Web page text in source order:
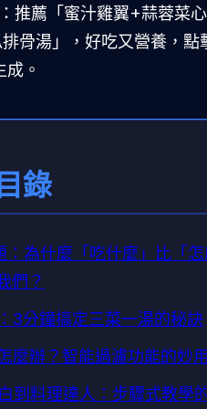
推薦「蜜汁雞翼+蒜蓉菜
骨湯」，好吃又營養，點
。
錄
：為什麼「吃什麼」比「
們？
3分鐘搞定三菜一湯的秘訣
麼辦？智能過濾功能的妙
到料理達人：步驟式教學